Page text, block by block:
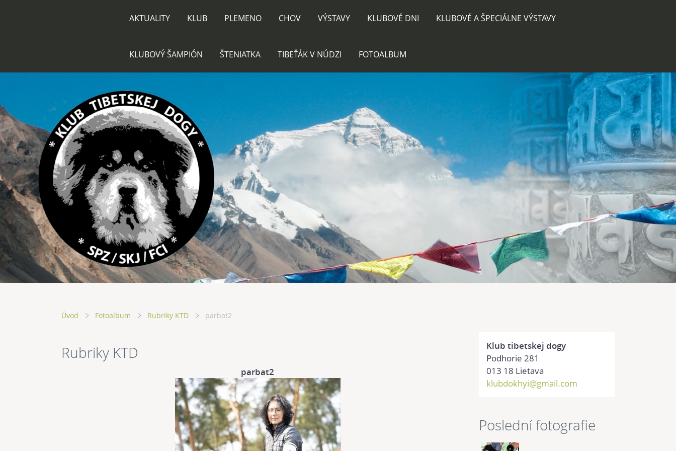
AKTUALITY KLUB PLEMENO CHOV VÝSTAVY KLUBOVÉ DNI KLUBOVÉ A ŠPECIÁLNE VÝSTAVY
KLUBOVÝ ŠAMPIÓN ŠTENIATKA TIBEŤÁK V NÚDZI FOTOALBUM
Úvod Fotoalbum Rubriky KTD parbat2
Rubriky KTD
parbat2
Klub tibetskej dogy
Podhorie 281
013 18 Lietava
klubdokhyi@gmail.com
Poslední fotografie